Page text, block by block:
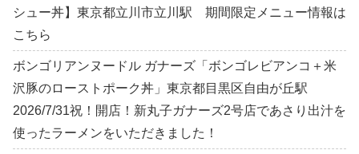
シュー丼】東京都立川市立川駅 期間限定メニュー情報は
こちら
ボンゴリアンヌードル ガナーズ「ボンゴレビアンコ＋米
沢豚のローストポーク丼」東京都目黒区自由が丘駅
2026/7/31祝！開店！新丸子ガナーズ2号店であさり出汁を
使ったラーメンをいただきました！